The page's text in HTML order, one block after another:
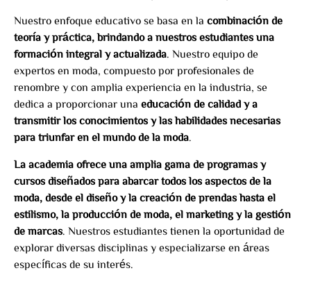
Nuestro enfoque educativo se basa en la combinación de
teoría y práctica, brindando a nuestros estudiantes una
formación integral y actualizada. Nuestro equipo de
expertos en moda, compuesto por profesionales de
renombre y con amplia experiencia en la industria, se
dedica a proporcionar una educación de calidad y a
transmitir los conocimientos y las habilidades necesarias
para triunfar en el mundo de la moda.
La academia ofrece una amplia gama de programas y
cursos diseñados para abarcar todos los aspectos de la
moda, desde el diseño y la creación de prendas hasta el
estilismo, la producción de moda, el marketing y la gestión
de marcas . Nuestros estudiantes tienen la oportunidad de
explorar diversas disciplinas y especializarse en áreas
específicas de su interés.